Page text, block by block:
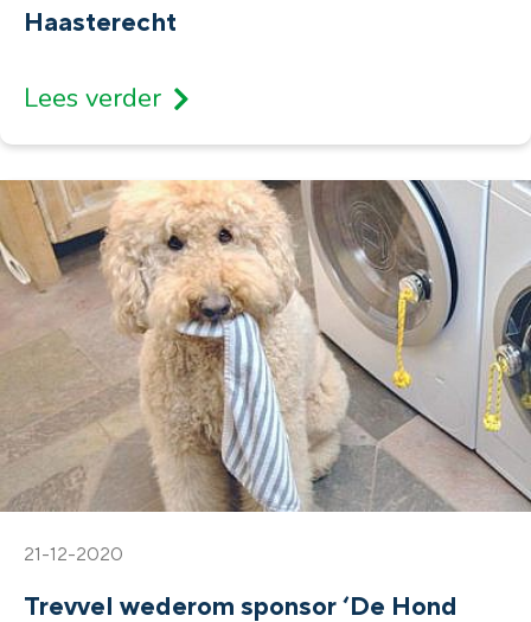
Haasterecht
Lees verder
21-12-2020
Trevvel wederom sponsor ‘De Hond